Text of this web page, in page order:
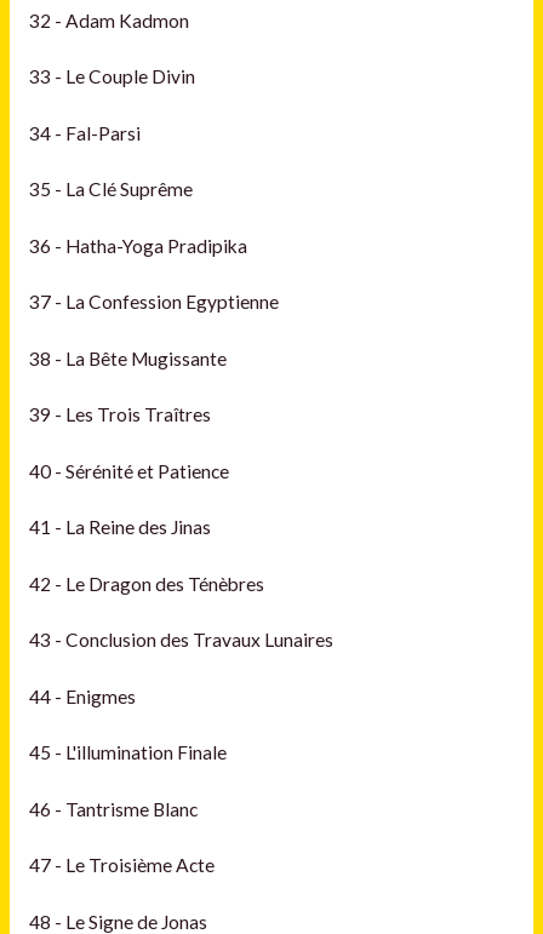
32 - Adam Kadmon
33 - Le Couple Divin
34 - Fal-Parsi
35 - La Clé Suprême
36 - Hatha-Yoga Pradipika
37 - La Confession Egyptienne
38 - La Bête Mugissante
39 - Les Trois Traîtres
40 - Sérénité et Patience
41 - La Reine des Jinas
42 - Le Dragon des Ténèbres
43 - Conclusion des Travaux Lunaires
44 - Enigmes
45 - L'illumination Finale
46 - Tantrisme Blanc
47 - Le Troisième Acte
48 - Le Signe de Jonas